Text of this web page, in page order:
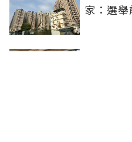
家：選